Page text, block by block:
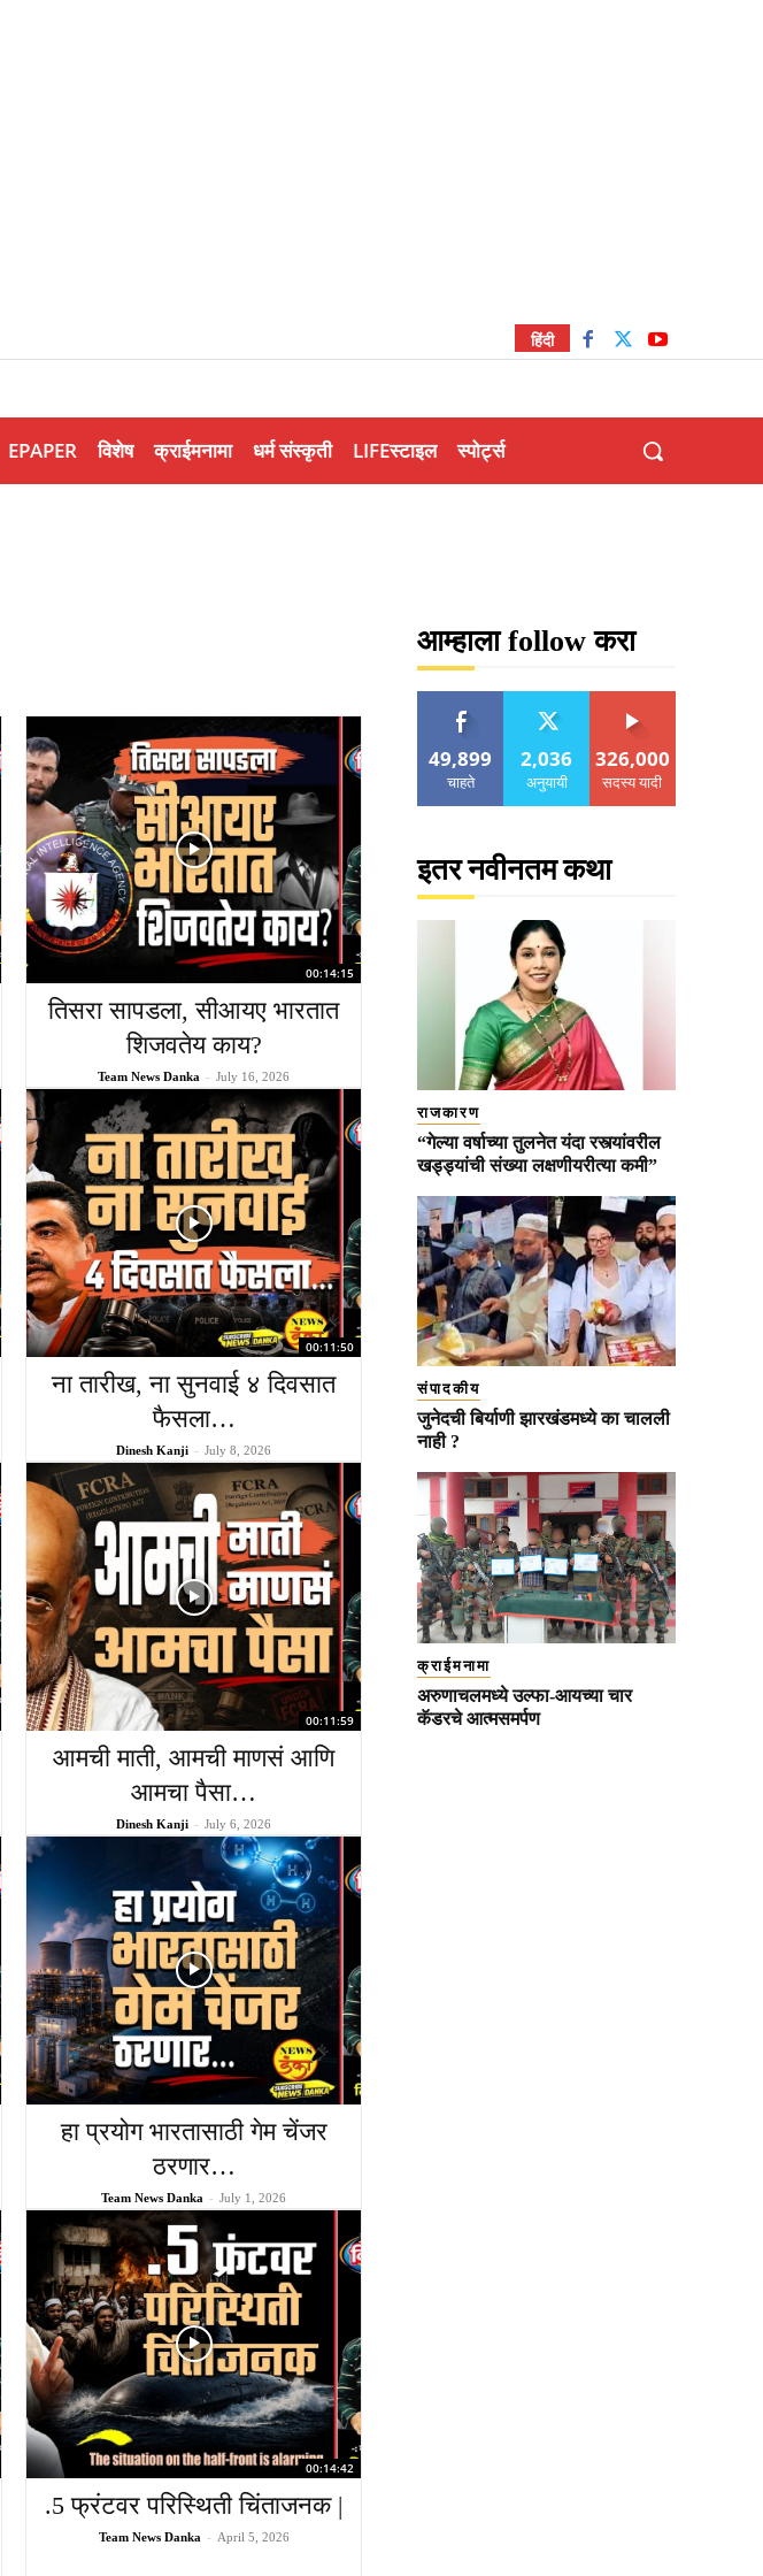
हिंदी
EPAPER विशेष क्राईमनामा धर्म संस्कृती LIFEस्टाइल स्पोर्ट्स
00:14:15
तिसरा सापडला, सीआयए भारतात
शिजवतेय काय?
Team News Danka - July 16, 2026
00:11:50
ना तारीख, ना सुनवाई ४ दिवसात
फैसला…
Dinesh Kanji - July 8, 2026
00:11:59
आमची माती, आमची माणसं आणि
आमचा पैसा…
Dinesh Kanji - July 6, 2026
हा प्रयोग भारतासाठी गेम चेंजर
ठरणार…
Team News Danka - July 1, 2026
00:14:42
.5 फ्रंटवर परिस्थिती चिंताजनक |
Team News Danka - April 5, 2026
आम्हाला follow करा
49,899
चाहते
2,036
अनुयायी
326,000
सदस्य यादी
इतर नवीनतम कथा
राजकारण
“गेल्या वर्षाच्या तुलनेत यंदा रस्त्यांवरील
खड्ड्यांची संख्या लक्षणीयरीत्या कमी”
संपादकीय
जुनेदची बिर्याणी झारखंडमध्ये का चालली
नाही ?
क्राईमनामा
अरुणाचलमध्ये उल्फा-आयच्या चार
कॅडरचे आत्मसमर्पण